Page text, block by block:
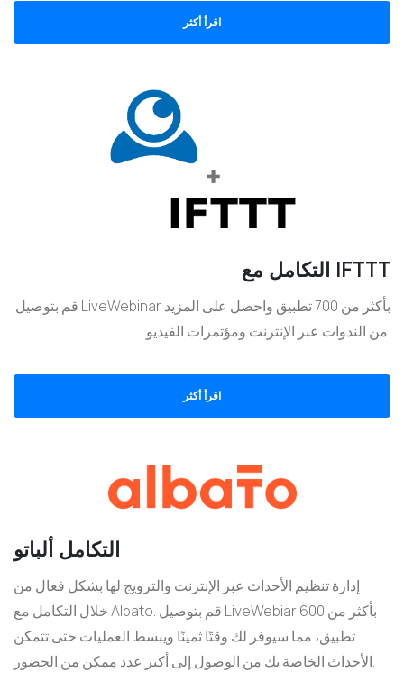
اقرأ أكثر
التكامل مع IFTTT
قم بتوصيل LiveWebinar بأكثر من 700 تطبيق واحصل على المزيد
من الندوات عبر الإنترنت ومؤتمرات الفيديو.
اقرأ أكثر
التكامل ألباتو
إدارة تنظيم الأحداث عبر الإنترنت والترويج لها بشكل فعال من
خلال التكامل مع Albato. قم بتوصيل LiveWebiar بأكثر من 600
تطبيق، مما سيوفر لك وقتًا ثمينًا ويبسط العمليات حتى تتمكن
الأحداث الخاصة بك من الوصول إلى أكبر عدد ممكن من الحضور.